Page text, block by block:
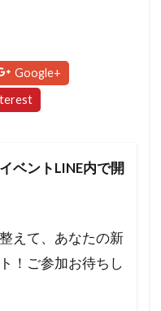
ベントLINE内で開
えて、あなたの新
！ご参加お待ちし